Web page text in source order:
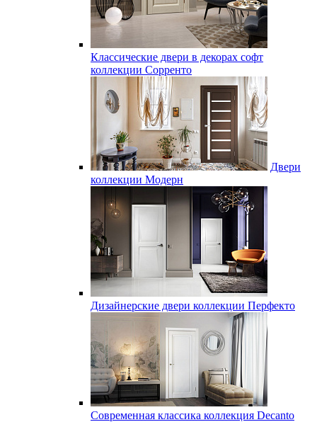
Классические двери в декорах софт
коллекции Сорренто
Двери
коллекции Модерн
Дизайнерские двери коллекции Перфекто
Современная классика коллекция Decanto